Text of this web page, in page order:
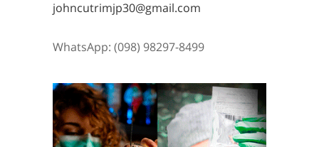
johncutrimjp30@gmail.com
WhatsApp: (098) 98297-8499